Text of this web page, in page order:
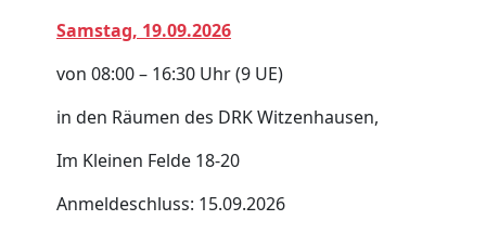
Samstag, 19.09.2026
von 08:00 – 16:30 Uhr (9 UE)
in den Räumen des DRK Witzenhausen,
Im Kleinen Felde 18-20
Anmeldeschluss: 15.09.2026